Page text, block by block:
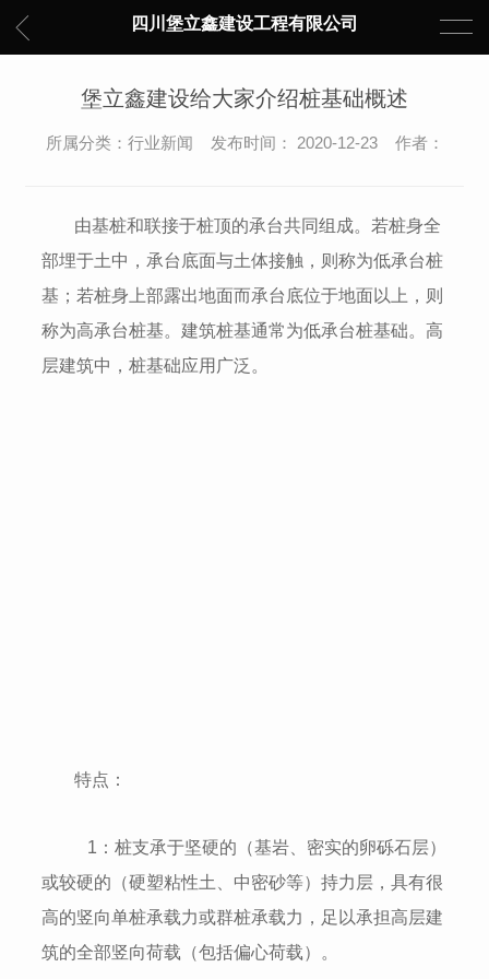
四川堡立鑫建设工程有限公司
堡立鑫建设给大家介绍桩基础概述
所属分类：行业新闻 发布时间： 2020-12-23 作者：
由基桩和联接于桩顶的承台共同组成。若桩身全
部埋于土中，承台底面与土体接触，则称为低承台桩
基；若桩身上部露出地面而承台底位于地面以上，则
称为高承台桩基。建筑桩基通常为低承台桩基础。高
层建筑中，桩基础应用广泛。
特点：
1：桩支承于坚硬的（基岩、密实的卵砾石层）
或较硬的（硬塑粘性土、中密砂等）持力层，具有很
高的竖向单桩承载力或群桩承载力，足以承担高层建
筑的全部竖向荷载（包括偏心荷载）。